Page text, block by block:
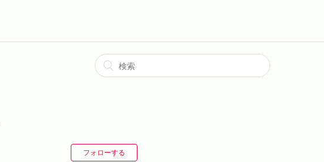
フォローする